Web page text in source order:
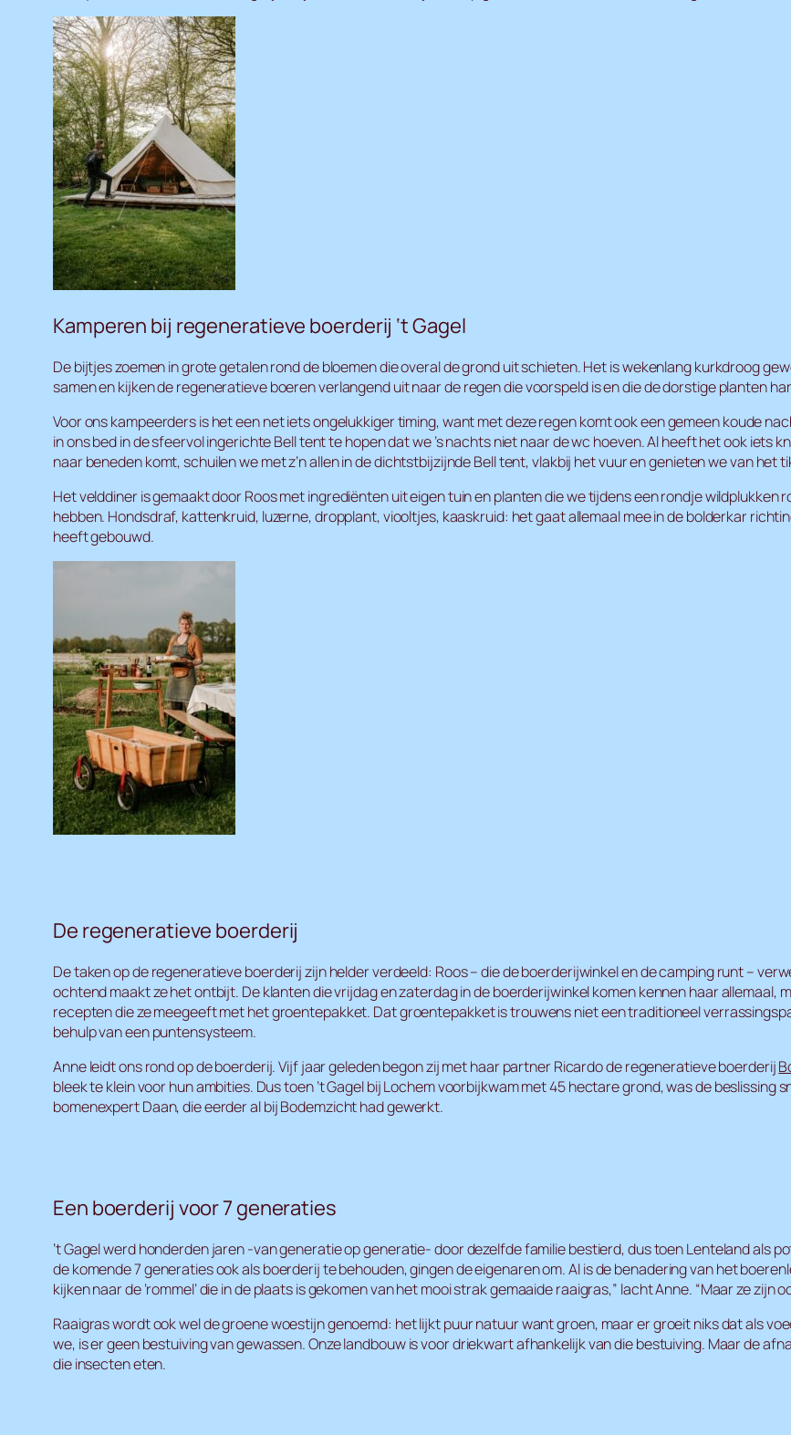
Kamperen bij regeneratieve boerderij ‘t Gagel
De bijtjes zoemen in grote getalen rond de bloemen die overal de grond uit schieten. Het is wekenlang kurkdroog
samen en kijken de regeneratieve boeren verlangend uit naar de regen die voorspeld is en die de dorstige planten
Voor ons kampeerders is het een net iets ongelukkiger timing, want met deze regen komt ook een gemeen koude
in ons bed in de sfeervol ingerichte Bell tent te hopen dat we ’s nachts niet naar de wc hoeven. Al heeft het ook iets
naar beneden komt, schuilen we met z’n allen in de dichtstbijzijnde Bell tent, vlakbij het vuur en genieten we van het
Het velddiner is gemaakt door Roos met ingrediënten uit eigen tuin en planten die we tijdens een rondje
hebben. Hondsdraf, kattenkruid, luzerne, dropplant, viooltjes, kaaskruid: het gaat allemaal mee in de bolderkar
heeft gebouwd.
De regeneratieve boerderij
De taken op de regeneratieve boerderij zijn helder verdeeld: Roos – die de boerderijwinkel en de camping runt –
ochtend maakt ze het ontbijt. De klanten die vrijdag en zaterdag in de boerderijwinkel komen kennen haar allemaal,
recepten die ze meegeeft met het groentepakket. Dat groentepakket is trouwens niet een traditioneel
behulp van een puntensysteem.
Anne leidt ons rond op de boerderij. Vijf jaar geleden begon zij met haar partner Ricardo de regeneratieve boerderij
bleek te klein voor hun ambities. Dus toen ’t Gagel bij Lochem voorbijkwam met 45 hectare grond, was de beslissing
bomenexpert Daan, die eerder al bij Bodemzicht had gewerkt.
Een boerderij voor 7 generaties
’t Gagel werd honderden jaren -van generatie op generatie- door dezelfde familie bestierd, dus toen Lenteland als
de komende 7 generaties ook als boerderij te behouden, gingen de eigenaren om. Al is de benadering van het
kijken naar de ‘rommel’ die in de plaats is gekomen van het mooi strak gemaaide raaigras,” lacht Anne. “Maar ze zijn
Raaigras wordt ook wel de groene woestijn genoemd: het lijkt puur natuur want groen, maar er groeit niks dat als
we, is er geen bestuiving van gewassen. Onze landbouw is voor driekwart afhankelijk van die bestuiving. Maar de
die insecten eten.